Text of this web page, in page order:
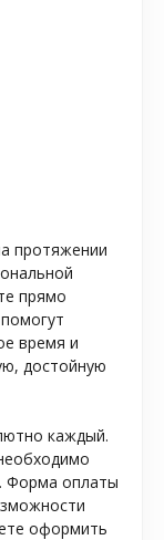
протяжении
прямо
время и
достойную
каждый.
Форма оплаты
оформить